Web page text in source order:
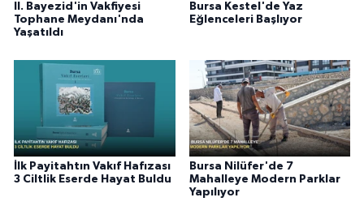
II. Bayezid'in Vakfiyesi
Tophane Meydanı'nda
Yaşatıldı
Bursa Kestel'de Yaz
Eğlenceleri Başlıyor
İlk Payitahtın Vakıf Hafızası
3 Ciltlik Eserde Hayat Buldu
Bursa Nilüfer'de 7
Mahalleye Modern Parklar
Yapılıyor